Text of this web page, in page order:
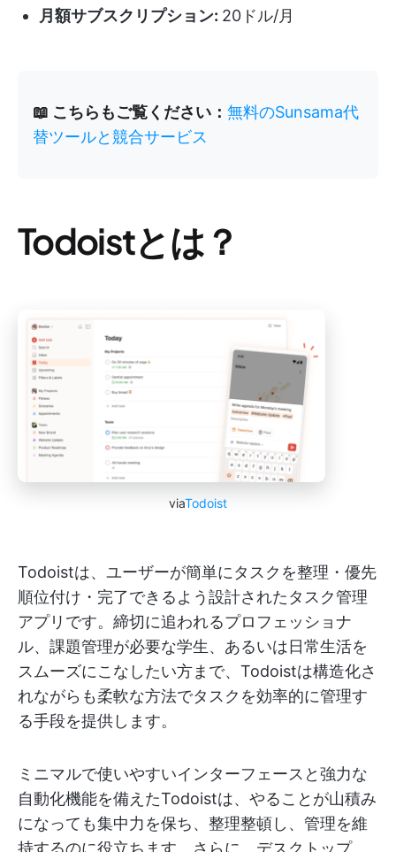
月額サブスクリプション: 20ドル/月
📖 こちらもご覧ください： 無料のSunsama代
替ツールと競合サービス
Todoistとは？
viaTodoist
Todoistは、ユーザーが簡単にタスクを整理・優先
順位付け・完了できるよう設計されたタスク管理
アプリです。締切に追われるプロフェッショナ
ル、課題管理が必要な学生、あるいは日常生活を
スムーズにこなしたい方まで、Todoistは構造化さ
れながらも柔軟な方法でタスクを効率的に管理す
る手段を提供します。
ミニマルで使いやすいインターフェースと強力な
自動化機能を備えたTodoistは、やることが山積み
になっても集中力を保ち、整理整頓し、管理を維